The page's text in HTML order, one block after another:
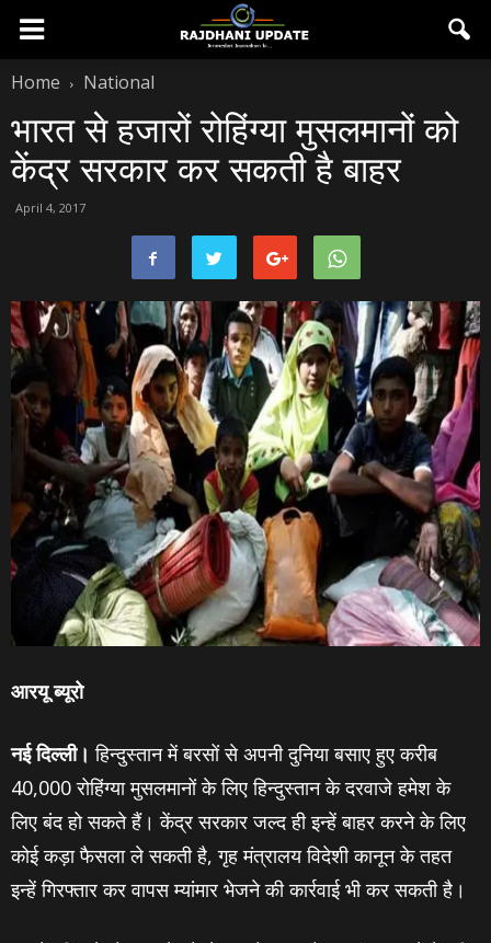
Home National
भारत से हजारों रोहिंग्या मुसलमानों को
केंद्र सरकार कर सकती है बाहर
April 4, 2017
आरयू ब्‍यूरो
नई दिल्‍ली। हिन्‍दुस्‍तान में बरसों से अपनी दुनिया बसाए हुए करीब
40,000 रोहिंग्या मुसलमानों के लिए हिन्‍दुस्‍तान के दरवाजे हमेश के
लिए बंद हो सकते हैं। केंद्र सरकार जल्द ही इन्‍हें बाहर करने के लिए
कोई कड़ा फैसला ले सकती है, गृह मंत्रालय विदेशी कानून के तहत
इन्‍हें गिरफ्तार कर वापस म्यांमार भेजने की कार्रवाई भी कर सकती है।